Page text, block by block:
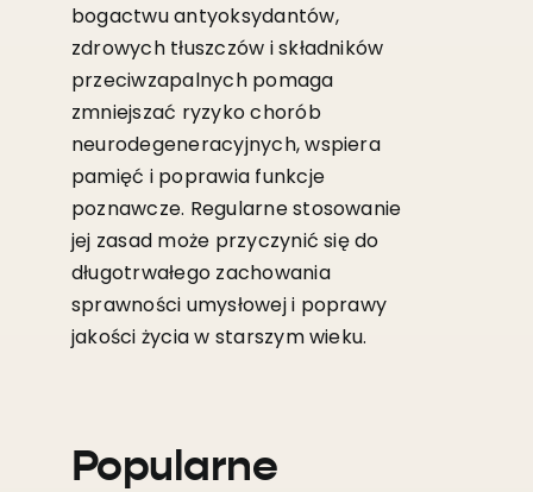
bogactwu antyoksydantów,
zdrowych tłuszczów i składników
przeciwzapalnych pomaga
zmniejszać ryzyko chorób
neurodegeneracyjnych, wspiera
pamięć i poprawia funkcje
poznawcze. Regularne stosowanie
jej zasad może przyczynić się do
długotrwałego zachowania
sprawności umysłowej i poprawy
jakości życia w starszym wieku.
Popularne